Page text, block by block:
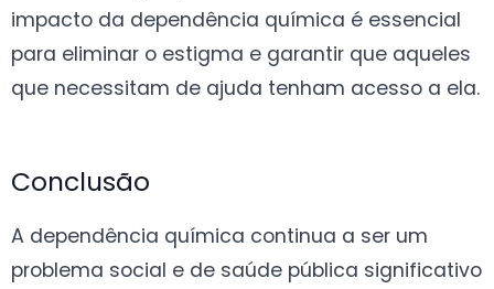
impacto da dependência química é essencial
para eliminar o estigma e garantir que aqueles
que necessitam de ajuda tenham acesso a ela.
Conclusão
A dependência química continua a ser um
problema social e de saúde pública significativo